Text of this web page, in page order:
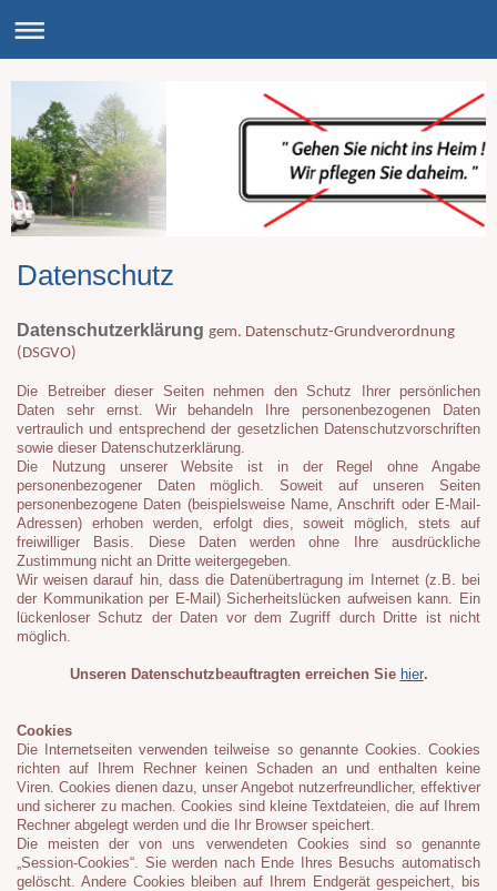
Datenschutz
Datenschutzerklärung gem. Datenschutz-Grundverordnung
(DSGVO)
Die Betreiber dieser Seiten nehmen den Schutz Ihrer persönlichen
Daten sehr ernst. Wir behandeln Ihre personenbezogenen Daten
vertraulich und entsprechend der gesetzlichen Datenschutzvorschriften
sowie dieser Datenschutzerklärung.
Die Nutzung unserer Website ist in der Regel ohne Angabe
personenbezogener Daten möglich. Soweit auf unseren Seiten
personenbezogene Daten (beispielsweise Name, Anschrift oder E-Mail-
Adressen) erhoben werden, erfolgt dies, soweit möglich, stets auf
freiwilliger Basis. Diese Daten werden ohne Ihre ausdrückliche
Zustimmung nicht an Dritte weitergegeben.
Wir weisen darauf hin, dass die Datenübertragung im Internet (z.B. bei
der Kommunikation per E-Mail) Sicherheitslücken aufweisen kann. Ein
lückenloser Schutz der Daten vor dem Zugriff durch Dritte ist nicht
möglich.
Unseren Datenschutzbeauftragten erreichen Sie hier.
Cookies
Die Internetseiten verwenden teilweise so genannte Cookies. Cookies
richten auf Ihrem Rechner keinen Schaden an und enthalten keine
Viren. Cookies dienen dazu, unser Angebot nutzerfreundlicher, effektiver
und sicherer zu machen. Cookies sind kleine Textdateien, die auf Ihrem
Rechner abgelegt werden und die Ihr Browser speichert.
Die meisten der von uns verwendeten Cookies sind so genannte
„Session-Cookies“. Sie werden nach Ende Ihres Besuchs automatisch
gelöscht. Andere Cookies bleiben auf Ihrem Endgerät gespeichert, bis